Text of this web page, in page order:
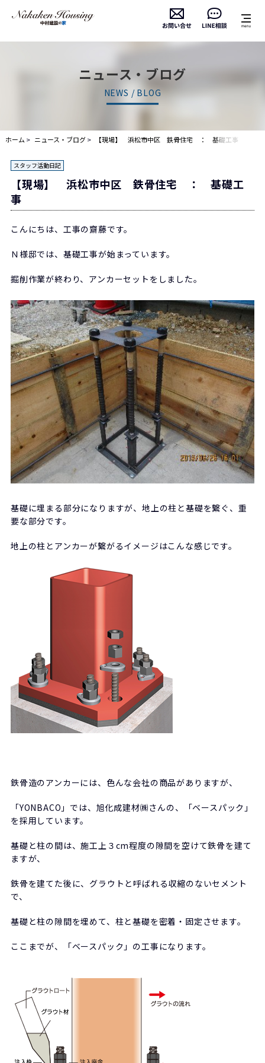
ニュース・ブログ
NEWS / BLOG
ホーム ニュース・ブログ 【現場】 浜松市中区 鉄骨住宅 ： 基礎工事
スタッフ活動日記
【現場】 浜松市中区 鉄骨住宅 ： 基礎工
事
こんにちは、工事の齋藤です。
Ｎ様邸では、基礎工事が始まっています。
掘削作業が終わり、アンカーセットをしました。
基礎に埋まる部分になりますが、地上の柱と基礎を繋ぐ、重
要な部分です。
地上の柱とアンカーが繋がるイメージはこんな感じです。
鉄骨造のアンカーには、色んな会社の商品がありますが、
「YONBACO」では、旭化成建材㈱さんの、「ベースパック」
を採用しています。
基礎と柱の間は、施工上３cm程度の隙間を空けて鉄骨を建て
ますが、
鉄骨を建てた後に、グラウトと呼ばれる収縮のないセメント
で、
基礎と柱の隙間を埋めて、柱と基礎を密着・固定させます。
ここまでが、「ベースパック」の工事になります。